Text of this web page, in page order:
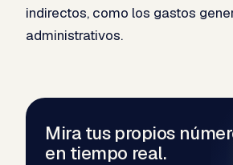
indirectos, como los gastos
administrativos.
Mira tus propios
en tiempo real.